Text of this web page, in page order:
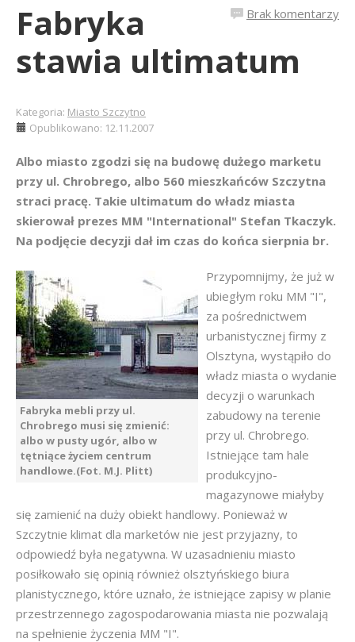
Brak komentarzy
Fabryka
stawia ultimatum
Kategoria: Miasto Szczytno
Opublikowano: 12.11.2007
Albo miasto zgodzi się na budowę dużego marketu
przy ul. Chrobrego, albo 560 mieszkańców Szczytna
straci pracę. Takie ultimatum do władz miasta
skierował prezes MM "International" Stefan Tkaczyk.
Na podjęcie decyzji dał im czas do końca sierpnia br.
Fabryka mebli przy ul.
Chrobrego musi się zmienić:
albo w pusty ugór, albo w
tętniące życiem centrum
handlowe.(Fot. M.J. Plitt)
Przypomnijmy, że już w
ubiegłym roku MM "I",
za pośrednictwem
urbanistycznej firmy z
Olsztyna, wystąpiło do
władz miasta o wydanie
decyzji o warunkach
zabudowy na terenie
przy ul. Chrobrego.
Istniejące tam hale
produkcyjno-
magazynowe miałyby
się zamienić na duży obiekt handlowy. Ponieważ w
Szczytnie klimat dla marketów nie jest przyjazny, to
odpowiedź była negatywna. W uzasadnieniu miasto
posiłkowało się opinią również olsztyńskiego biura
planistycznego, które uznało, że istniejące zapisy w planie
przestrzennego zagospodarowania miasta nie pozwalają
na spełnienie życzenia MM "I".